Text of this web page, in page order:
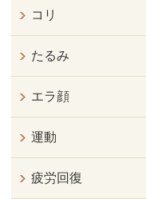
コリ
たるみ
エラ顔
運動
疲労回復